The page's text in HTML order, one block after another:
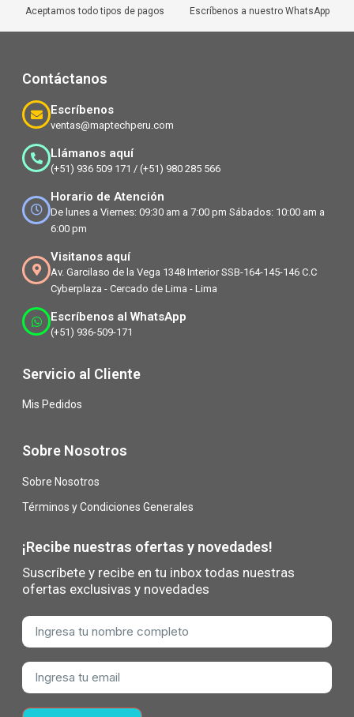
Aceptamos todo tipos de pagos Escríbenos a nuestro WhatsApp
Contáctanos
Escríbenos
ventas@maptechperu.com
Llámanos aquí
(+51) 936 509 171 / (+51) 980 285 566
Horario de Atención
De lunes a Viernes: 09:30 am a 7:00 pm Sábados: 10:00 am a
6:00 pm
Visitanos aquí
Av. Garcilaso de la Vega 1348 Interior SSB-164-145-146 C.C
Cyberplaza - Cercado de Lima - Lima
Escríbenos al WhatsApp
(+51) 936-509-171
Servicio al Cliente
Mis Pedidos
Sobre Nosotros
Sobre Nosotros
Términos y Condiciones Generales
¡Recibe nuestras ofertas y novedades!
Suscríbete y recibe en tu inbox todas nuestras
ofertas exclusivas y novedades